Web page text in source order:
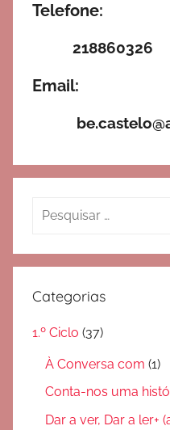
Telefone:
218860326
Email:
Pesquisar
Categorias
1.º Ciclo (37)
À Conversa com (1)
Conta-nos uma
Dar a ver, Dar a ler+